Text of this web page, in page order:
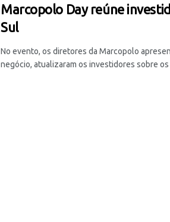
Marcopolo Day reúne
Sul
No evento, os diretores da Marcopolo
negócio, atualizaram os investidores sobre os